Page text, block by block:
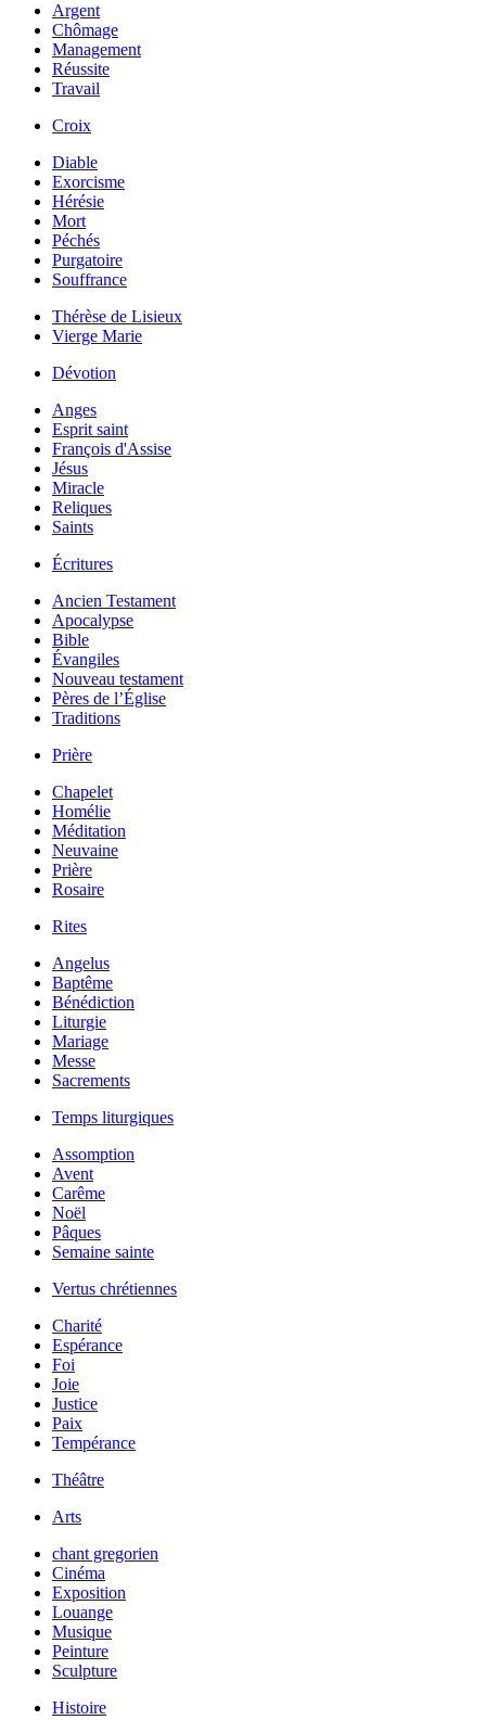
Argent
Chômage
Management
Réussite
Travail
Croix
Diable
Exorcisme
Hérésie
Mort
Péchés
Purgatoire
Souffrance
Thérèse de Lisieux
Vierge Marie
Dévotion
Anges
Esprit saint
François d'Assise
Jésus
Miracle
Reliques
Saints
Écritures
Ancien Testament
Apocalypse
Bible
Évangiles
Nouveau testament
Pères de l’Église
Traditions
Prière
Chapelet
Homélie
Méditation
Neuvaine
Prière
Rosaire
Rites
Angelus
Baptême
Bénédiction
Liturgie
Mariage
Messe
Sacrements
Temps liturgiques
Assomption
Avent
Carême
Noël
Pâques
Semaine sainte
Vertus chrétiennes
Charité
Espérance
Foi
Joie
Justice
Paix
Tempérance
Théâtre
Arts
chant gregorien
Cinéma
Exposition
Louange
Musique
Peinture
Sculpture
Histoire